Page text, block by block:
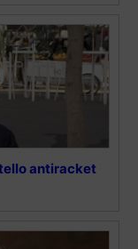
antiracket